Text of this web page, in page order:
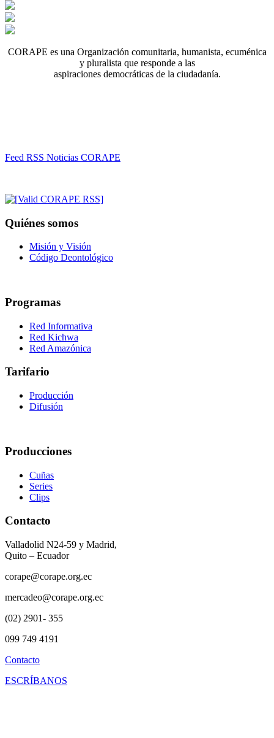
CORAPE es una Organización comunitaria, humanista, ecuménica
y pluralista que responde a las
aspiraciones democráticas de la ciudadanía.
Feed RSS Noticias CORAPE
Quiénes somos
Misión y Visión
Código Deontológico
Programas
Red Informativa
Red Kichwa
Red Amazónica
Tarifario
Producción
Difusión
Producciones
Cuñas
Series
Clips
Contacto
Valladolid N24-59 y Madrid,
Quito – Ecuador
corape@corape.org.ec
mercadeo@corape.org.ec
(02) 2901- 355
099 749 4191
Contacto
ESCRÍBANOS